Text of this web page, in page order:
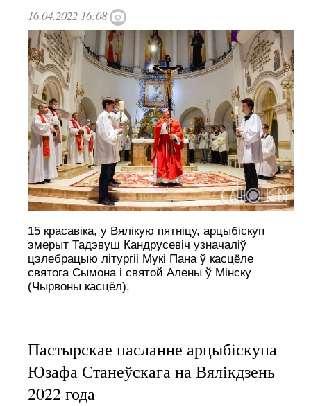
16.04.2022 16:08
15 красавіка, у Вялікую пятніцу, арцыбіскуп
эмерыт Тадэвуш Кандрусевіч узначаліў
цэлебрацыю літургіі Мукі Пана ў касцёле
святога Сымона і святой Алены ў Мінску
(Чырвоны касцёл).
Пастырскае пасланне арцыбіскупа
Юзафа Станеўскага на Вялікдзень
2022 года